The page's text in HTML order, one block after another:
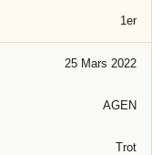
1er
25 Mars 2022
AGEN
Trot